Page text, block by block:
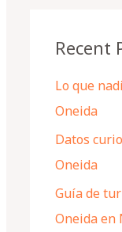
c
f
o
r
:
Recent
Lo que
Oneida
Datos
Oneida
Guía de
Oneida en